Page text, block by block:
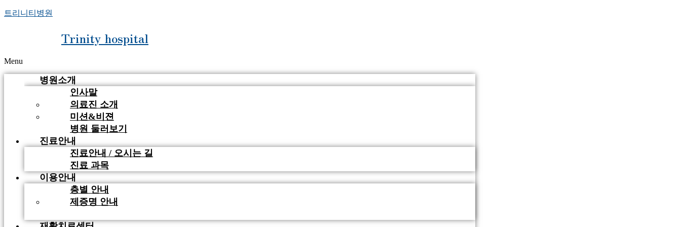
트리니티병원
Trinity hospital
Menu
병원소개
인사말
의료진 소개
미션&비젼
병원 둘러보기
진료안내
진료안내 / 오시는 길
진료 과목
이용안내
층별 안내
제증명 안내